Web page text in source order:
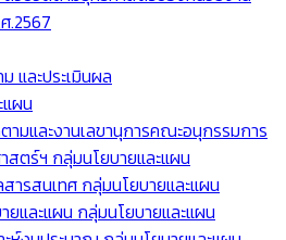
.2567
และประเมินผล
ผน
ามและงานเลขานุการคณะอนุกรรมการ
สตร์ฯ กลุ่มนโยบายและแผน
ารสนเทศ กลุ่มนโยบายและแผน
ยและแผน กลุ่มนโยบายและแผน